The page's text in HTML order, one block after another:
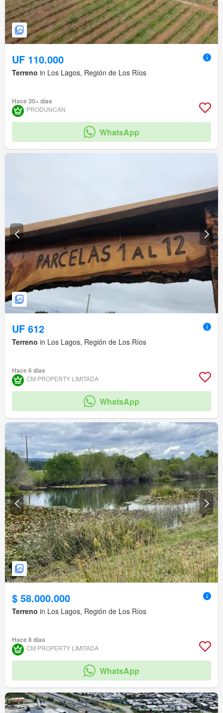
UF 110.000
Terreno in Los Lagos, Región de Los Ríos
Hace 30+ días
PRODUNCAN
WhatsApp
UF 612
Terreno in Los Lagos, Región de Los Ríos
Hace 6 días
CM PROPERTY LIMITADA
WhatsApp
$ 58.000.000
Terreno in Los Lagos, Región de Los Ríos
Hace 8 días
CM PROPERTY LIMITADA
WhatsApp